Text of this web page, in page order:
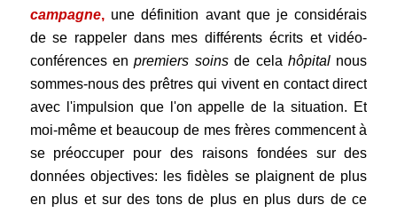
campagne, une définition avant que je considérais
de se rappeler dans mes différents écrits et vidéo-
conférences enpremiers soinsde cela hôpital nous
sommes-nous des prêtres qui vivent en contact direct
avec l'impulsion que l'on appelle de la situation. Et
moi-même et beaucoup de mes frères commencent à
se préoccuper pour des raisons fondées sur des
données objectives: les fidèles se plaignent de plus
en plus et sur des tons de plus en plus durs de ce